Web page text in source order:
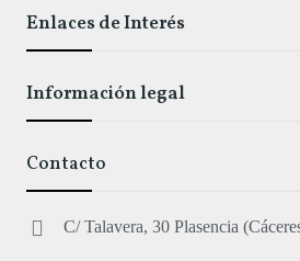
Enlaces de Interés
Información legal
Contacto
C/ Talavera, 30 Plasencia